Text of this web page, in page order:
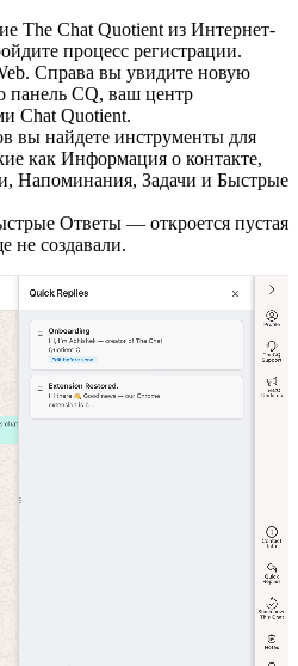
The Chat Quotient из Интернет-
процесс регистрации.
Справа вы увидите новую
панель CQ, ваш центр
Chat Quotient.
вы найдете инструменты для
как Информация о контакте,
Напоминания, Задачи и Быстрые
Ответы — откроется пустая
не создавали.